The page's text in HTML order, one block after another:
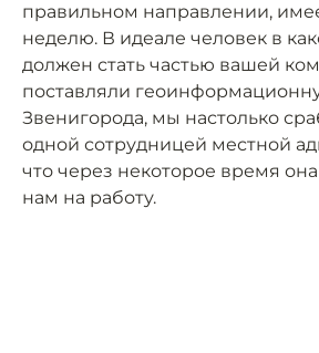
правильном направлении,
неделю. В идеале человек в
должен стать частью вашей
поставляли
Звенигорода, мы настолько
одной сотрудницей местной
что через некоторое время
нам на работу.